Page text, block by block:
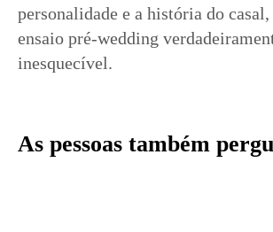
personalidade e a história do
ensaio pré-wedding
inesquecível.
As pessoas também